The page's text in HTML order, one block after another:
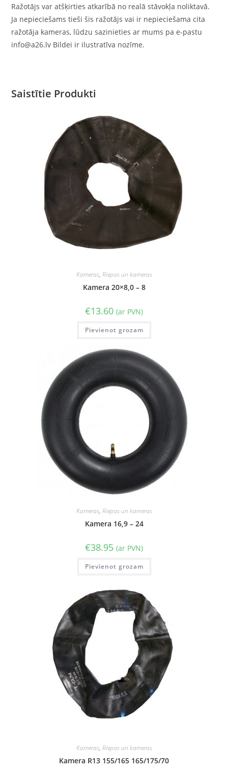
Ražotājs var atšķirties atkarībā no realā stāvokļa noliktavā.
Ja nepieciešams tieši šis ražotājs vai ir nepieciešama cita
ražotāja kameras, lūdzu sazinieties ar mums pa e-pastu
info@a26.lv Bildei ir ilustratīva nozīme.
Saistītie Produkti
Kameras, Riepas un kameras
Kamera 20×8,0 – 8
€13.60 (ar PVN)
Pievienot grozam
Kameras, Riepas un kameras
Kamera 16,9 – 24
€38.95 (ar PVN)
Pievienot grozam
Kameras, Riepas un kameras
Kamera R13 155/165 165/175/70